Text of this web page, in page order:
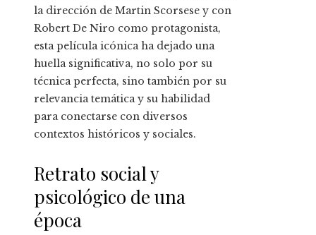
la dirección de Martin Scorsese y con
Robert De Niro como protagonista,
esta película icónica ha dejado una
huella significativa, no solo por su
técnica perfecta, sino también por su
relevancia temática y su habilidad
para conectarse con diversos
contextos históricos y sociales.
Retrato social y
psicológico de una
época